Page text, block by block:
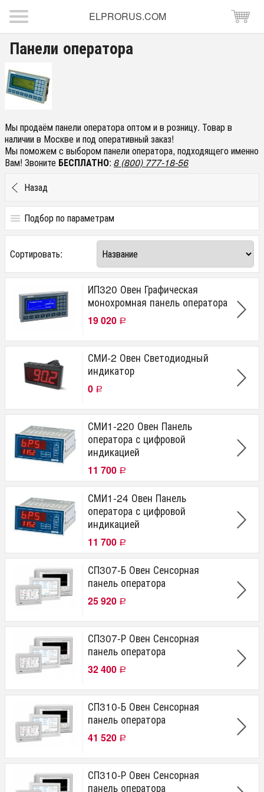
ELPRORUS.COM
Панели оператора
Мы продаём панели оператора оптом и в розницу. Товар в
наличии в Москве и под оперативный заказ!
Мы поможем с выбором панели оператора, подходящего именно
Вам! Звоните БЕСПЛАТНО: 8 (800) 777-18-56
Назад
Подбор по параметрам
Цена
от до
Производитель
OWEN
Диапазон рабочих температур (°С)
от до
Сортировать:
ИП320 Овен Графическая
монохромная панель оператора
19 020 Р
СМИ-2 Овен Светодиодный
индикатор
0 Р
СМИ1-220 Овен Панель
оператора с цифровой
индикацией
11 700 Р
СМИ1-24 Овен Панель
оператора с цифровой
индикацией
11 700 Р
СП307-Б Овен Сенсорная
панель оператора
25 920 Р
СП307-Р Овен Сенсорная
панель оператора
32 400 Р
СП310-Б Овен Сенсорная
панель оператора
41 520 Р
СП310-Р Овен Сенсорная
панель оператора